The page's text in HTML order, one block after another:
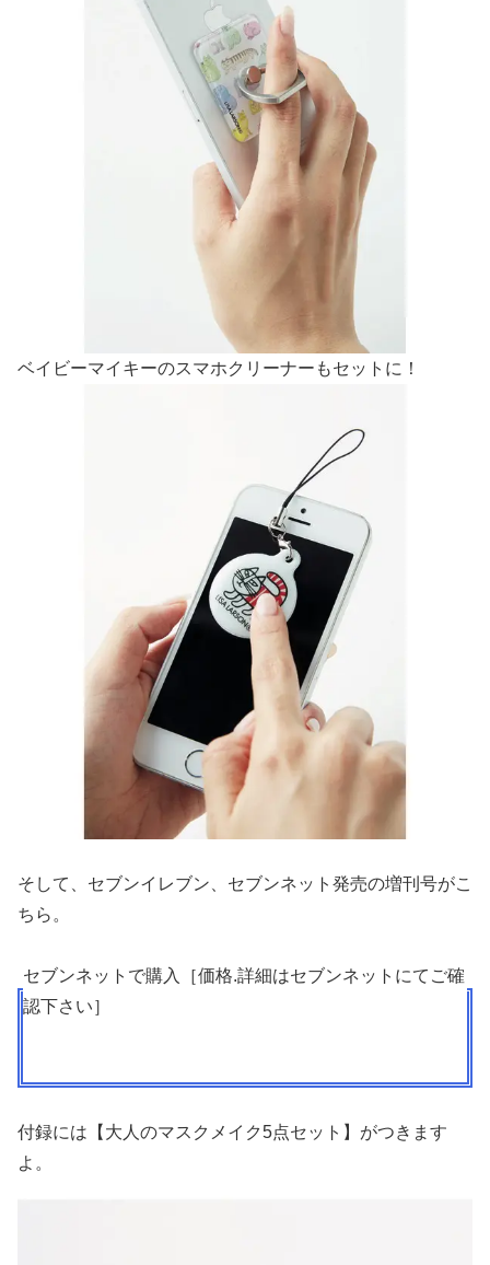
ベイビーマイキーのスマホクリーナーもセットに！
そして、セブンイレブン、セブンネット発売の増刊号がこ
ちら。
セブンネットで購入［価格.詳細はセブンネットにてご確
認下さい］
付録には【大人のマスクメイク5点セット】がつきます
よ。